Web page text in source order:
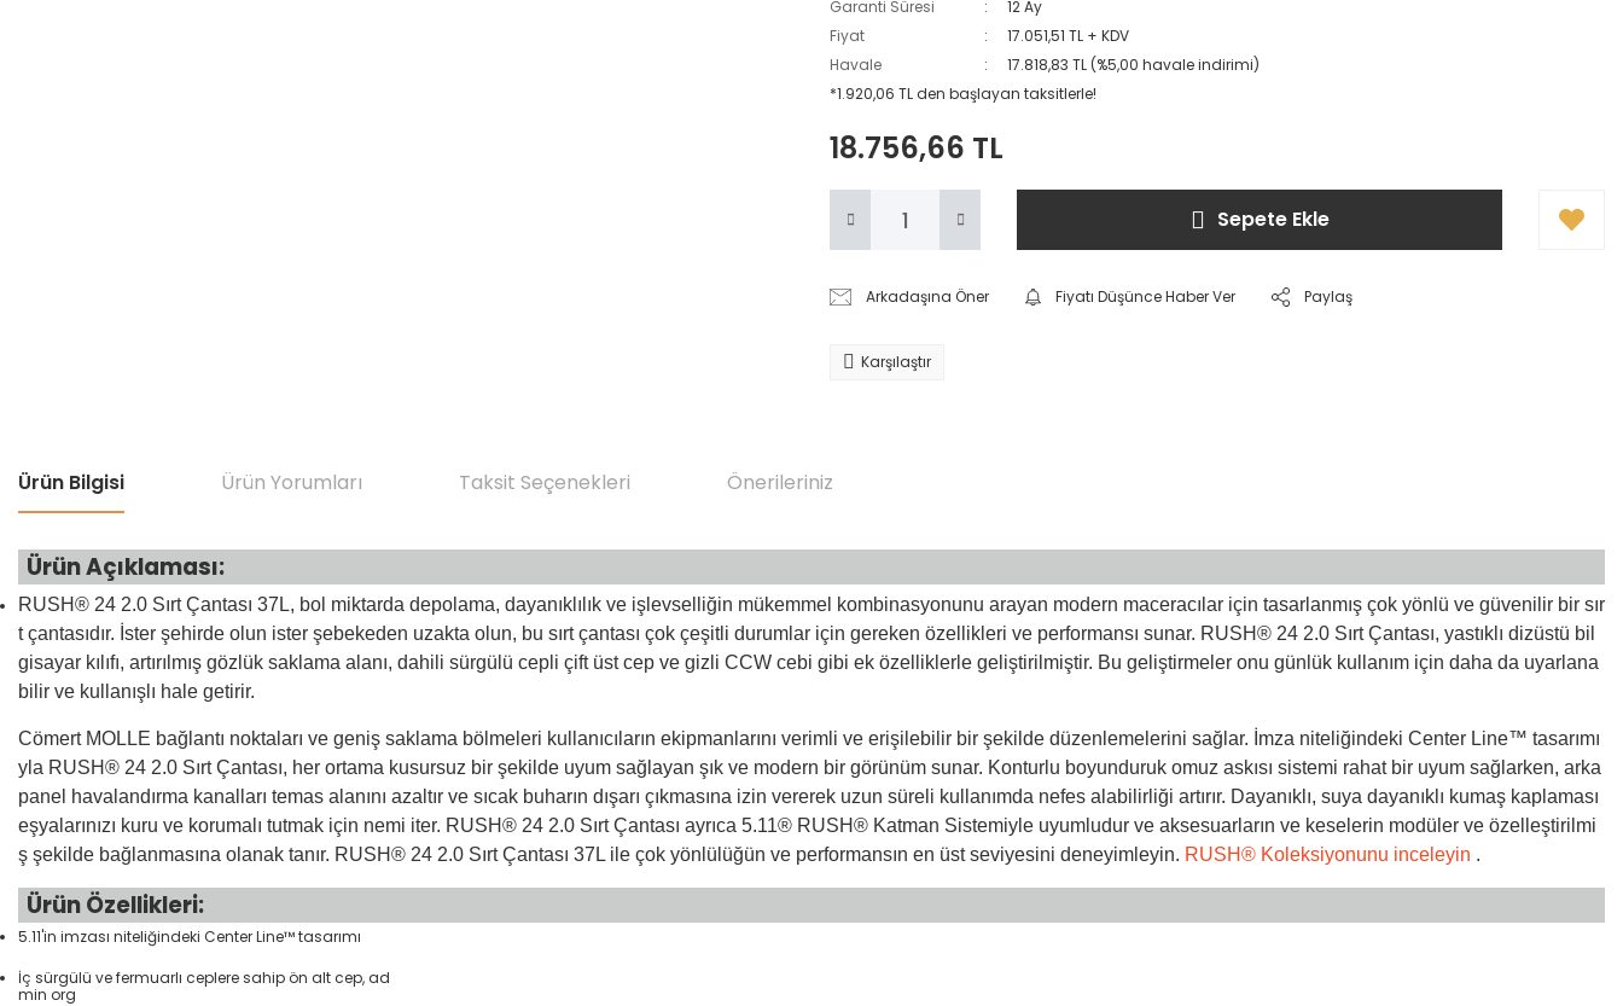
Garanti Süresi
12 Ay
Fiyat
17.051,51 TL + KDV
Havale
17.818,83 TL (%5,00 havale indirimi)
*1.920,06 TL den başlayan taksitlerle!
18.756,66 TL
Sepete Ekle
Arkadaşına Öner Fiyatı Düşünce Haber Ver Paylaş
Karşılaştır
Ürün Bilgisi Ürün Yorumları Taksit Seçenekleri Önerileriniz
Ürün Açıklaması:
RUSH® 24 2.0 Sırt Çantası 37L, bol miktarda depolama, dayanıklılık ve işlevselliğin mükemmel kombinasyonunu arayan modern maceracılar için tasarlanmış çok yönlü ve güvenilir bir sır
t çantasıdır. İster şehirde olun ister şebekeden uzakta olun, bu sırt çantası çok çeşitli durumlar için gereken özellikleri ve performansı sunar. RUSH® 24 2.0 Sırt Çantası, yastıklı dizüstü bil
gisayar kılıfı, artırılmış gözlük saklama alanı, dahili sürgülü cepli çift üst cep ve gizli CCW cebi gibi ek özelliklerle geliştirilmiştir. Bu geliştirmeler onu günlük kullanım için daha da uyarlana
bilir ve kullanışlı hale getirir.
Cömert MOLLE bağlantı noktaları ve geniş saklama bölmeleri kullanıcıların ekipmanlarını verimli ve erişilebilir bir şekilde düzenlemelerini sağlar. İmza niteliğindeki Center Line™ tasarımı
yla RUSH® 24 2.0 Sırt Çantası, her ortama kusursuz bir şekilde uyum sağlayan şık ve modern bir görünüm sunar. Konturlu boyunduruk omuz askısı sistemi rahat bir uyum sağlarken, arka
panel havalandırma kanalları temas alanını azaltır ve sıcak buharın dışarı çıkmasına izin vererek uzun süreli kullanımda nefes alabilirliği artırır. Dayanıklı, suya dayanıklı kumaş kaplaması
eşyalarınızı kuru ve korumalı tutmak için nemi iter. RUSH® 24 2.0 Sırt Çantası ayrıca 5.11® RUSH® Katman Sistemiyle uyumludur ve aksesuarların ve keselerin modüler ve özelleştirilmi
ş şekilde bağlanmasına olanak tanır. RUSH® 24 2.0 Sırt Çantası 37L ile çok yönlülüğün ve performansın en üst seviyesini deneyimleyin. RUSH® Koleksiyonunu inceleyin .
Ürün Özellikleri:
5.11'in imzası niteliğindeki Center Line™ tasarımı
İç sürgülü ve fermuarlı ceplere sahip ön alt cep, ad
min org